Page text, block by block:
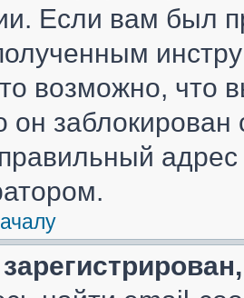
Если вам был
возможно, что
он
адрес